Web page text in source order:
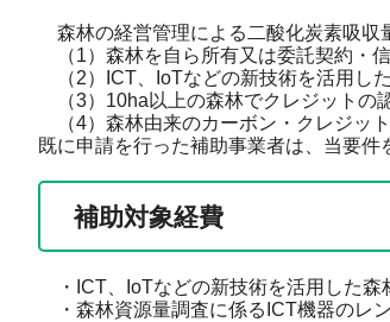
森林の経営管理による二酸化炭素吸収
（1）森林を自ら所有又は委託契約・
（2）ICT、IoTなどの新技術を活用し
（3）10ha以上の森林でクレジットの
（4）森林由来のカーボン・クレジッ
既に申請を行った補助事業者は、当要件
補助対象経費
・ICT、IoTなどの新技術を活用した森
・森林資源量調査に係るICT機器のレ